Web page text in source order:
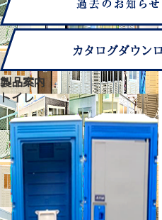
製品案内
トイレ